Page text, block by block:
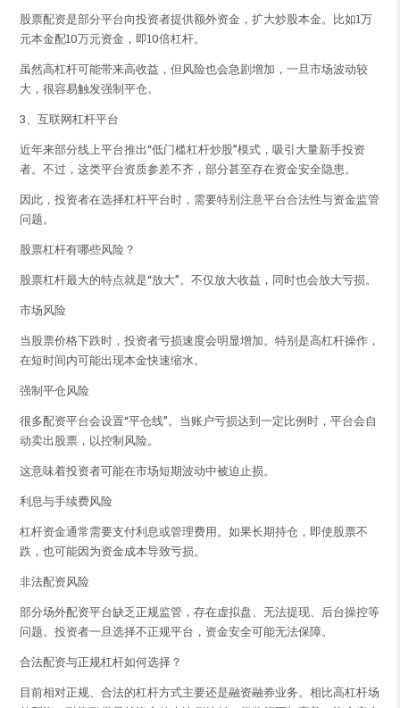
股票配资是部分平台向投资者提供额外资金，扩大炒股本金。比如1万
元本金配10万元资金，即10倍杠杆。
虽然高杠杆可能带来高收益，但风险也会急剧增加，一旦市场波动较
大，很容易触发强制平仓。
3、互联网杠杆平台
近年来部分线上平台推出“低门槛杠杆炒股”模式，吸引大量新手投资
者。不过，这类平台资质参差不齐，部分甚至存在资金安全隐患。
因此，投资者在选择杠杆平台时，需要特别注意平台合法性与资金监管
问题。
股票杠杆有哪些风险？
股票杠杆最大的特点就是“放大”。不仅放大收益，同时也会放大亏损。
市场风险
当股票价格下跌时，投资者亏损速度会明显增加。特别是高杠杆操作，
在短时间内可能出现本金快速缩水。
强制平仓风险
很多配资平台会设置“平仓线”。当账户亏损达到一定比例时，平台会自
动卖出股票，以控制风险。
这意味着投资者可能在市场短期波动中被迫止损。
利息与手续费风险
杠杆资金通常需要支付利息或管理费用。如果长期持仓，即使股票不
跌，也可能因为资金成本导致亏损。
非法配资风险
部分场外配资平台缺乏正规监管，存在虚拟盘、无法提现、后台操控等
问题。投资者一旦选择不正规平台，资金安全可能无法保障。
合法配资与正规杠杆如何选择？
目前相对正规、合法的杠杆方式主要还是融资融券业务。相比高杠杆场